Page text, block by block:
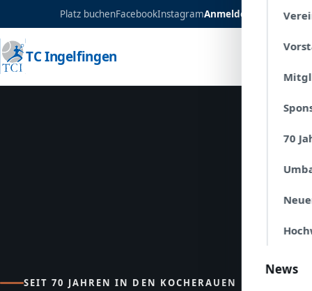
Platz buchenFacebookInstagramAnmelden
TC Ingelfingen
70
News
SEIT 70 JAHREN IN DEN KOCHERAUEN